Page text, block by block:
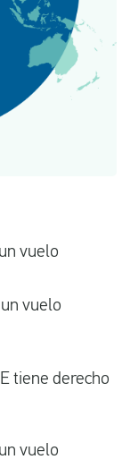
vuelo
vuelo
tiene derecho
vuelo